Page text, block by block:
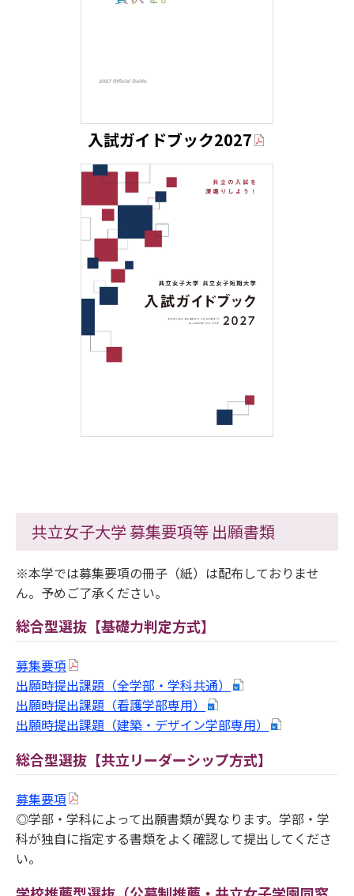
入試ガイドブック2027
共立女子大学 募集要項等 出願書類
※本学では募集要項の冊子（紙）は配布しておりませ
ん。予めご了承ください。
総合型選抜【基礎力判定方式】
募集要項
出願時提出課題（全学部・学科共通）
出願時提出課題（看護学部専用）
出願時提出課題（建築・デザイン学部専用）
総合型選抜【共立リーダーシップ方式】
募集要項
◎学部・学科によって出願書類が異なります。学部・学
科が独自に指定する書類をよく確認して提出してくださ
い。